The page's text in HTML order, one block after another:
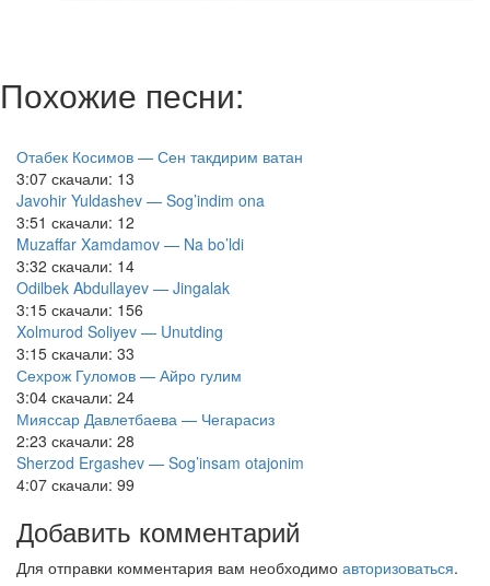
Похожие песни:
Отабек Косимов — Сен такдирим ватан
3:07 скачали: 13
Javohir Yuldashev — Sog’indim ona
3:51 скачали: 12
Muzaffar Xamdamov — Na bo’ldi
3:32 скачали: 14
Odilbek Abdullayev — Jingalak
3:15 скачали: 156
Xolmurod Soliyev — Unutding
3:15 скачали: 33
Сехрож Гуломов — Айро гулим
3:04 скачали: 24
Мияссар Давлетбаева — Чегарасиз
2:23 скачали: 28
Sherzod Ergashev — Sog’insam otajonim
4:07 скачали: 99
Добавить комментарий
Для отправки комментария вам необходимо авторизоваться.